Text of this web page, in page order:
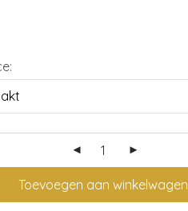
Toevoegen aan winkelwagen